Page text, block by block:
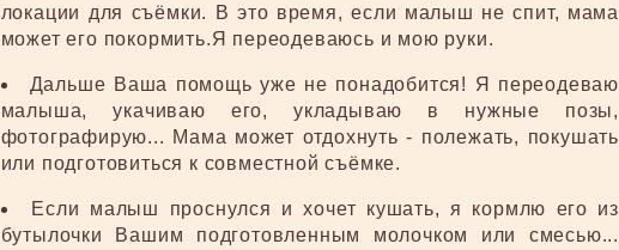
локации для съёмки. В это время, если малыш не спит, мама
может его покормить.Я переодеваюсь и мою руки.
Дальше Ваша помощь уже не понадобится! Я переодеваю
малыша, укачиваю его, укладываю в нужные позы,
фотографирую... Мама может отдохнуть - полежать, покушать
или подготовиться к совместной съёмке.
Если малыш проснулся и хочет кушать, я кормлю его из
бутылочки Вашим подготовленным молочком или смесью...